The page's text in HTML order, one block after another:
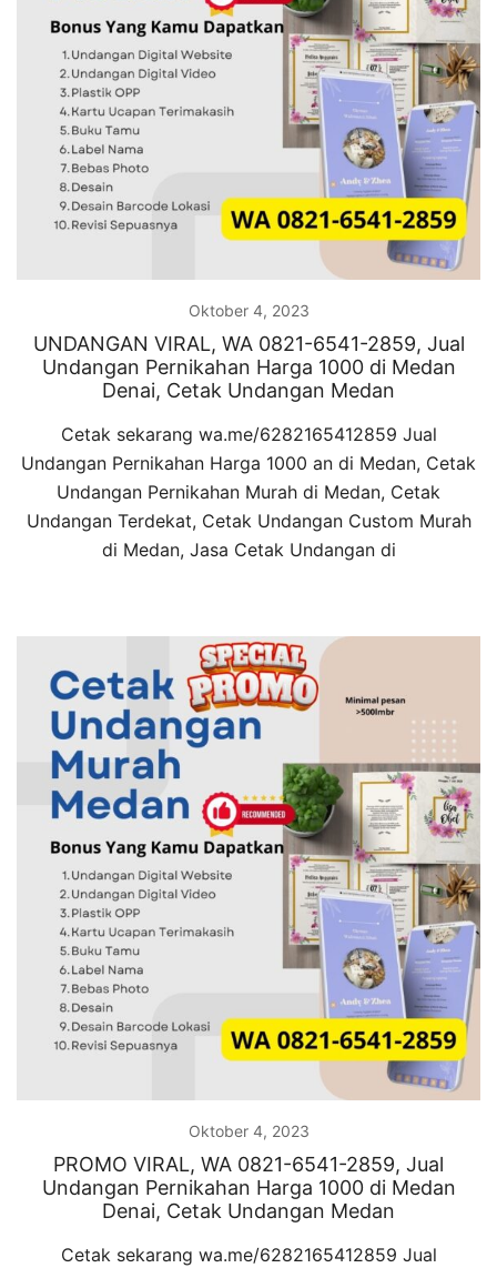
Oktober 4, 2023
UNDANGAN VIRAL, WA 0821-6541-2859, Jual
Undangan Pernikahan Harga 1000 di Medan
Denai, Cetak Undangan Medan
Cetak sekarang wa.me/6282165412859 Jual
Undangan Pernikahan Harga 1000 an di Medan, Cetak
Undangan Pernikahan Murah di Medan, Cetak
Undangan Terdekat, Cetak Undangan Custom Murah
di Medan, Jasa Cetak Undangan di
Oktober 4, 2023
PROMO VIRAL, WA 0821-6541-2859, Jual
Undangan Pernikahan Harga 1000 di Medan
Denai, Cetak Undangan Medan
Cetak sekarang wa.me/6282165412859 Jual